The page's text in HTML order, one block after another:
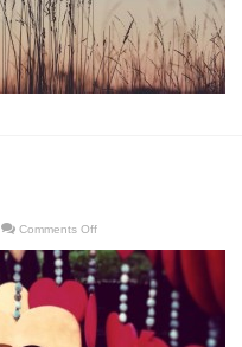
Comments Offon